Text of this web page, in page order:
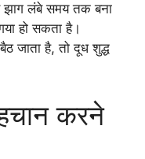
झाग लंबे समय तक बना
हो सकता है।
जाता है, तो दूध शुद्ध
करने